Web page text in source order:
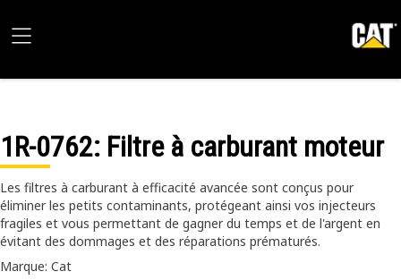
1R-0762: Filtre à carburant moteur
Les filtres à carburant à efficacité avancée sont conçus pour
éliminer les petits contaminants, protégeant ainsi vos injecteurs
fragiles et vous permettant de gagner du temps et de l'argent en
évitant des dommages et des réparations prématurés.
Marque: Cat